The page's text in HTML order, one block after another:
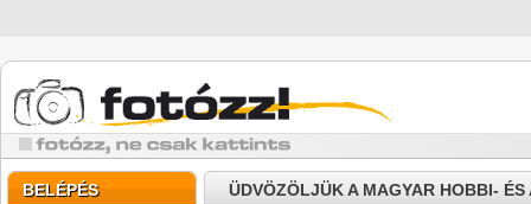
BELÉPÉS ÜDVÖZÖLJÜK A MAGYAR HOBBI-